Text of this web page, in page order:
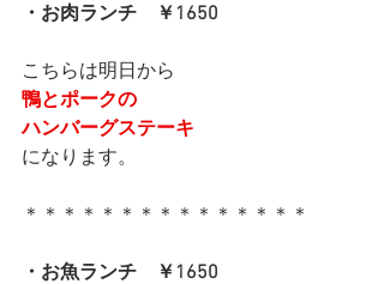
・お肉ランチ　￥1650
こちらは明日から
鴨とポークの
ハンバーグステーキ
になります。
＊＊＊＊＊＊＊＊＊＊＊＊＊＊＊
・お魚ランチ　￥1650